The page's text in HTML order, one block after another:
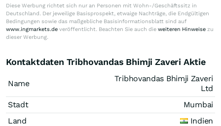
Diese Werbung richtet sich nur an Personen mit Wohn-/Geschäftssitz in
Deutschland. Der jeweilige Basisprospekt, etwaige Nachträge, die Endgültigen
Bedingungen sowie das maßgebliche Basisinformationsblatt sind auf
www.ingmarkets.de veröffentlicht. Beachten Sie auch die weiteren Hinweise zu
dieser Werbung.
Kontaktdaten Tribhovandas Bhimji Zaveri Aktie
Name
Tribhovandas Bhimji Zaveri
Ltd
Stadt
Mumbai
Land
Indien